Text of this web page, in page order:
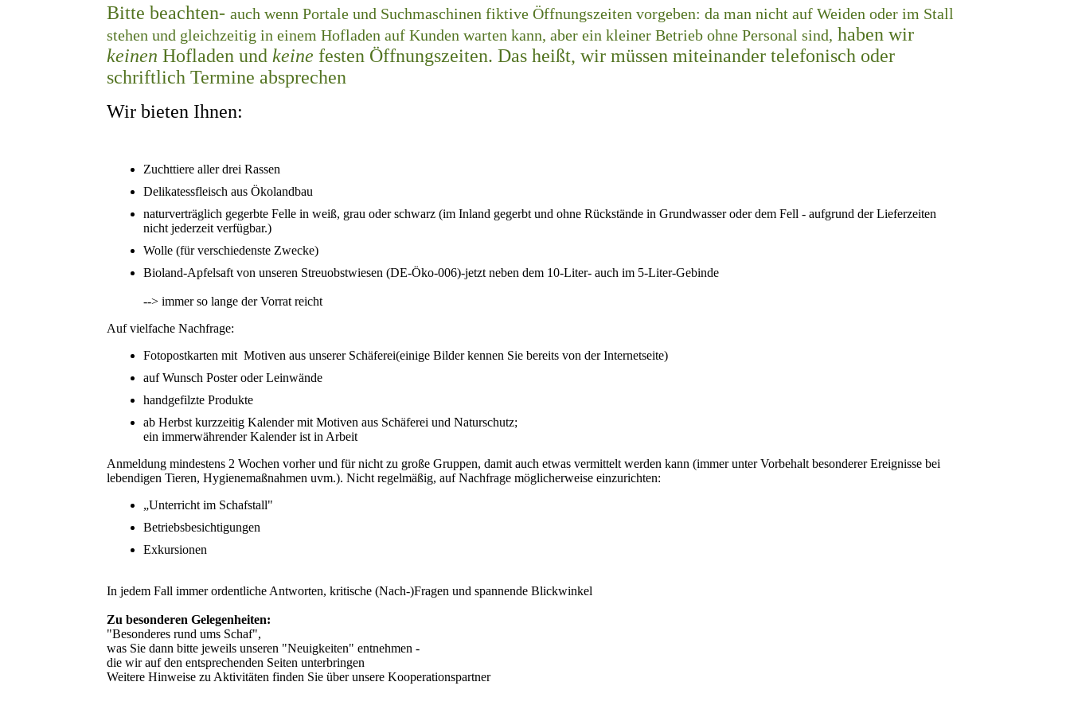
Bitte beachten-auch wenn Portale und Suchmaschinen fiktive Öffnungszeiten vorgeben: da man nicht auf Weiden oder im Stall
stehen und gleichzeitig in einem Hofladen auf Kunden warten kann, aber ein kleiner Betrieb ohne Personal sind, haben wir
keinen Hofladen und keine festen Öffnungszeiten. Das heißt, wir müssen miteinander telefonisch oder
schriftlich Termine absprechen
Wir bieten Ihnen:
Zuchttiere aller drei Rassen
Delikatessfleisch aus Ökolandbau
naturverträglich gegerbte Felle in weiß, grau oder schwarz (im Inland gegerbt und ohne Rückstände in Grundwasser oder dem Fell - aufgrund der Lieferzeiten
nicht jederzeit verfügbar.)
Wolle (für verschiedenste Zwecke)
Bioland-Apfelsaft von unseren Streuobstwiesen (DE-Öko-006)-jetzt neben dem 10-Liter- auch im 5-Liter-Gebinde
--> immer so lange der Vorrat reicht
Auf vielfache Nachfrage:
Fotopostkarten mit Motiven aus unserer Schäferei(einige Bilder kennen Sie bereits von der Internetseite)
auf Wunsch Poster oder Leinwände
handgefilzte Produkte
ab Herbst kurzzeitig Kalender mit Motiven aus Schäferei und Naturschutz;
ein immerwährender Kalender ist in Arbeit
Anmeldung mindestens 2 Wochen vorher und für nicht zu große Gruppen, damit auch etwas vermittelt werden kann (immer unter Vorbehalt besonderer Ereignisse bei
lebendigen Tieren, Hygienemaßnahmen uvm.). Nicht regelmäßig, auf Nachfrage möglicherweise einzurichten:
„Unterricht im Schafstall"
Betriebsbesichtigungen
Exkursionen
In jedem Fall immer ordentliche Antworten, kritische (Nach-)Fragen und spannende Blickwinkel
Zu besonderen Gelegenheiten:
"Besonderes rund ums Schaf",
was Sie dann bitte jeweils unseren "Neuigkeiten" entnehmen -
die wir auf den entsprechenden Seiten unterbringen
Weitere Hinweise zu Aktivitäten finden Sie über unsere Kooperationspartner